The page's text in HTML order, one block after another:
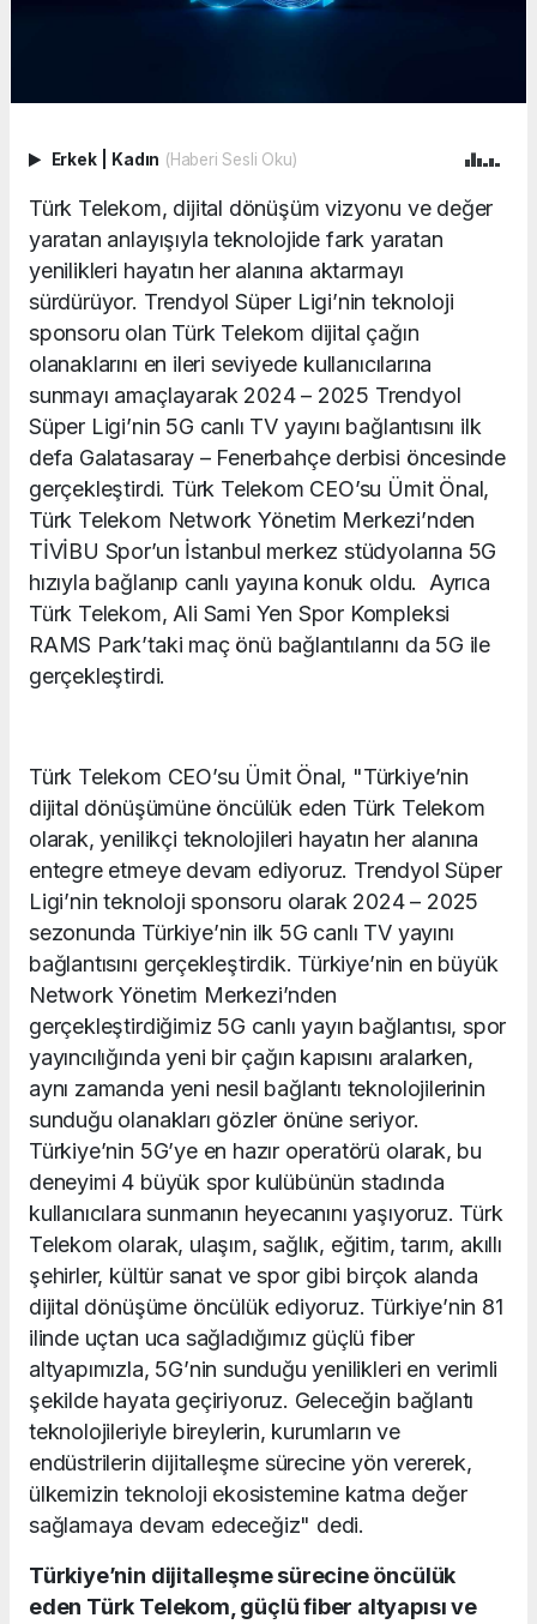
Erkek Kadın (Haberi Sesli Oku)
Türk Telekom, dijital dönüşüm vizyonu ve değer
yaratan anlayışıyla teknolojide fark yaratan
yenilikleri hayatın her alanına aktarmayı
sürdürüyor. Trendyol Süper Ligi’nin teknoloji
sponsoru olan Türk Telekom dijital çağın
olanaklarını en ileri seviyede kullanıcılarına
sunmayı amaçlayarak 2024 – 2025 Trendyol
Süper Ligi’nin 5G canlı TV yayını bağlantısını ilk
defa Galatasaray – Fenerbahçe derbisi öncesinde
gerçekleştirdi. Türk Telekom CEO’su Ümit Önal,
Türk Telekom Network Yönetim Merkezi’nden
TİVİBU Spor’un İstanbul merkez stüdyolarına 5G
hızıyla bağlanıp canlı yayına konuk oldu. Ayrıca
Türk Telekom, Ali Sami Yen Spor Kompleksi
RAMS Park’taki maç önü bağlantılarını da 5G ile
gerçekleştirdi.
Türk Telekom CEO’su Ümit Önal, "Türkiye’nin
dijital dönüşümüne öncülük eden Türk Telekom
olarak, yenilikçi teknolojileri hayatın her alanına
entegre etmeye devam ediyoruz. Trendyol Süper
Ligi’nin teknoloji sponsoru olarak 2024 – 2025
sezonunda Türkiye’nin ilk 5G canlı TV yayını
bağlantısını gerçekleştirdik. Türkiye’nin en büyük
Network Yönetim Merkezi’nden
gerçekleştirdiğimiz 5G canlı yayın bağlantısı, spor
yayıncılığında yeni bir çağın kapısını aralarken,
aynı zamanda yeni nesil bağlantı teknolojilerinin
sunduğu olanakları gözler önüne seriyor.
Türkiye’nin 5G’ye en hazır operatörü olarak, bu
deneyimi 4 büyük spor kulübünün stadında
kullanıcılara sunmanın heyecanını yaşıyoruz. Türk
Telekom olarak, ulaşım, sağlık, eğitim, tarım, akıllı
şehirler, kültür sanat ve spor gibi birçok alanda
dijital dönüşüme öncülük ediyoruz. Türkiye’nin 81
ilinde uçtan uca sağladığımız güçlü fiber
altyapımızla, 5G’nin sunduğu yenilikleri en verimli
şekilde hayata geçiriyoruz. Geleceğin bağlantı
teknolojileriyle bireylerin, kurumların ve
endüstrilerin dijitalleşme sürecine yön vererek,
ülkemizin teknoloji ekosistemine katma değer
sağlamaya devam edeceğiz" dedi.
Türkiye’nin dijitalleşme sürecine öncülük
eden Türk Telekom, güçlü fiber altyapısı ve